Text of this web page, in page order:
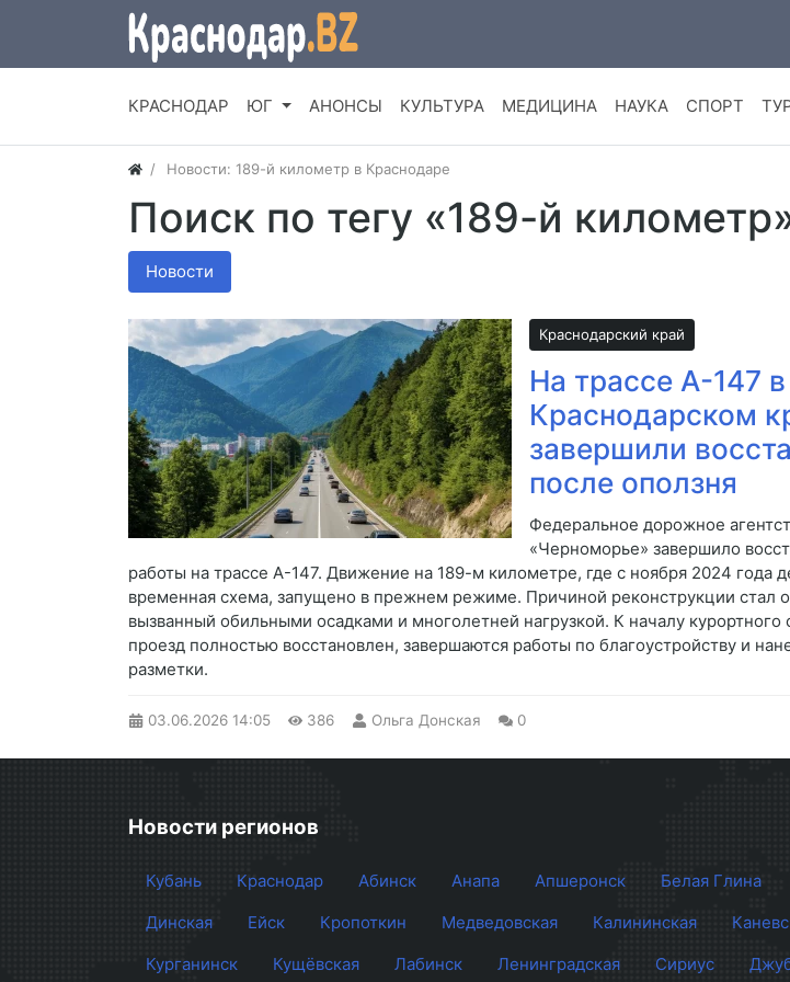
КРАСНОДАР ЮГ АНОНСЫ КУЛЬТУРА МЕДИЦИНА НАУКА СПОРТ
Новости: 189-й километр в Краснодаре
Поиск по тегу «189-й
Новости
Краснодарский край
На трассе А-147 в
Краснодарском
завершили
после оползня
Федеральное дорожное
«Черноморье» завершило
работы на трассе А-147. Движение на 189-м километре, где с ноября 2024 года
временная схема, запущено в прежнем режиме. Причиной реконструкции стал
вызванный обильными осадками и многолетней нагрузкой. К началу курортного
проезд полностью восстановлен, завершаются работы по благоустройству и
разметки.
03.06.2026 14:05 386 Ольга Донская 0
Новости регионов
Кубань Краснодар Абинск Анапа Апшеронск Белая Глина
Динская
Ейск Кропоткин Медведовская Калининская
Курганинск
Кущёвская Лабинск Ленинградская Сириус